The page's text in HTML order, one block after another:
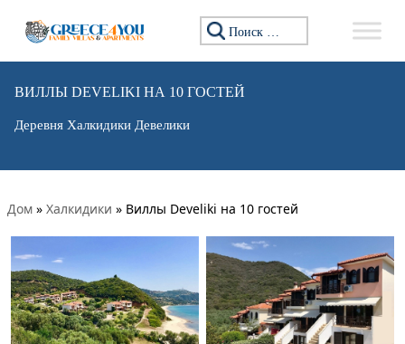
Искать:
ВИЛЛЫ DEVELIKI НА 10 ГОСТЕЙ
Деревня Халкидики Девелики
Дом » Халкидики » Виллы Develiki на 10 гостей